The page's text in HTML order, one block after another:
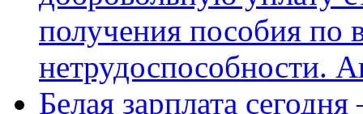
получения пособия по
нетрудоспособности.
Белая зарплата